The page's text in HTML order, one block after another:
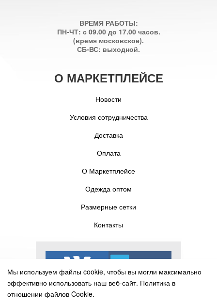
ВРЕМЯ РАБОТЫ:
ПН-ЧТ: с 09.00 до 17.00 часов.
(время московское).
СБ-ВС: выходной.
О МАРКЕТПЛЕЙСЕ
Новости
Условия сотрудничества
Доставка
Оплата
О Маркетплейсе
Одежда оптом
Размерные сетки
Контакты
Мы используем файлы cookie, чтобы вы могли максимально
эффективно использовать наш веб-сайт. Политика в
отношении файлов Cookie.